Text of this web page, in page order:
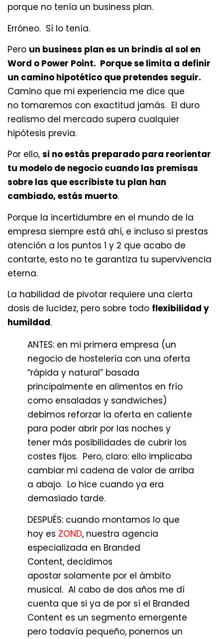
porque no tenía un business plan.
Erróneo. Sí lo tenía.
Pero un business plan es un brindis al sol en
Word o Power Point. Porque se limita a definir
un camino hipotético que pretendes seguir.
Camino que mi experiencia me dice que
no tomaremos con exactitud jamás. El duro
realismo del mercado supera cualquier
hipótesis previa.
Por ello, si no estás preparado para reorientar
tu modelo de negocio cuando las premisas
sobre las que escribiste tu plan han
cambiado, estás muerto.
Porque la incertidumbre en el mundo de la
empresa siempre está ahí, e incluso si prestas
atención a los puntos 1 y 2 que acabo de
contarte, esto no te garantiza tu supervivencia
eterna.
La habilidad de pivotar requiere una cierta
dosis de lucidez, pero sobre todo flexibilidad y
humildad.
ANTES: en mi primera empresa (un
negocio de hostelería con una oferta
“rápida y natural” basada
principalmente en alimentos en frío
como ensaladas y sandwiches)
debimos reforzar la oferta en caliente
para poder abrir por las noches y
tener más posibilidades de cubrir los
costes fijos. Pero, claro: ello implicaba
cambiar mi cadena de valor de arriba
a abajo. Lo hice cuando ya era
demasiado tarde.
DESPUÉS: cuando montamos lo que
hoy es ZOND, nuestra agencia
especializada en Branded
Content, decidimos
apostar solamente por el ámbito
musical. Al cabo de dos años me dí
cuenta que si ya de por sí el Branded
Content es un segmento emergente
pero todavía pequeño, ponernos un